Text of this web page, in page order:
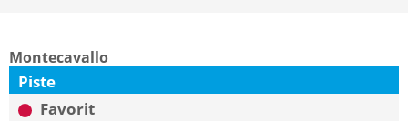
Montecavallo
Piste
Favorit